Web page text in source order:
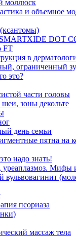
моллюск
и объемное
DOT
FT
в
ограниченный
это?
части головы
зоны декольте
день семьи
пятна на
надо знать!
Мифы
вульвовагинит
псориаза
массаж тела